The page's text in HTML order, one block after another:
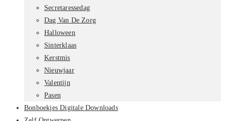
Secretaressedag
Dag Van De Zorg
Halloween
Sinterklaas
Kerstmis
Nieuwjaar
Valentijn
Pasen
Bonboekjes Digitale Downloads